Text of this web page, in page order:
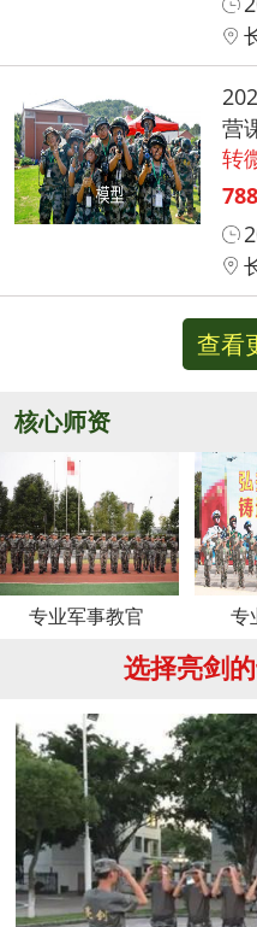
营
转
查看
核心师资
教官 专业军事教官
选择亮剑